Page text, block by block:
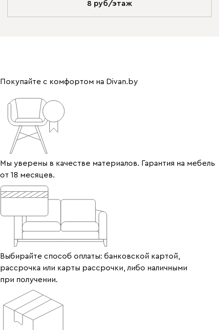
8 руб/этаж
Покупайте с комфортом на Divan.by
Мы уверены в качестве материалов. Гарантия на мебель
от 18 месяцев.
Выбирайте способ оплаты: банковской картой,
рассрочка или карты рассрочки, либо наличными
при получении.